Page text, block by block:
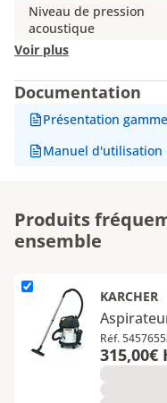
Niveau de pression
acoustique
Voir plus
Documentation
Présentation
Manuel d'utilisation
Produits
ensemble
L'élément Aspirateur
KARCHER
Réf.
315,00€